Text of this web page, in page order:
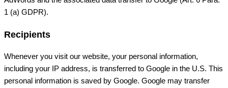
1 (a) GDPR).
Recipients
Whenever you visit our website, your personal information,
including your IP address, is transferred to Google in the U.S. This
personal information is saved by Google. Google may transfer